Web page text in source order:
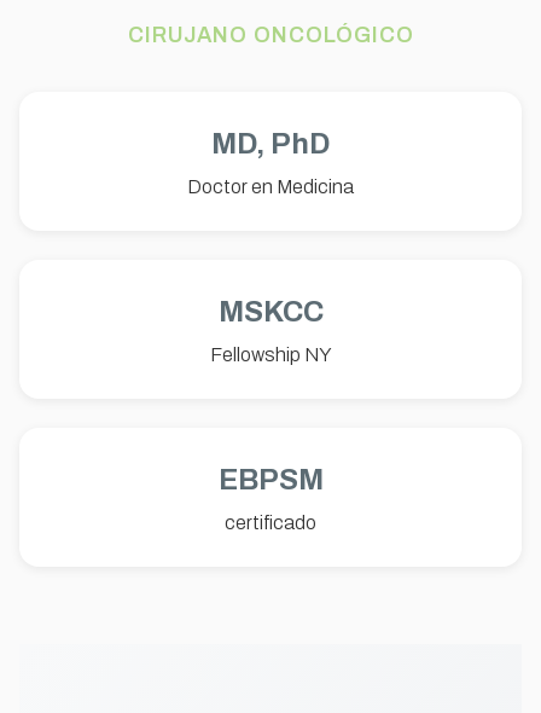
CIRUJANO ONCOLÓGICO
MD, PhD
Doctor en Medicina
MSKCC
Fellowship NY
EBPSM
certificado